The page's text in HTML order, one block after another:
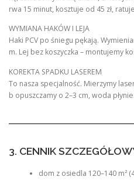
rwa 15 minut, kosztuje od 45 zł,
WYMIANA HAKÓW I LEJA
Haki PCV po śniegu pękają.
m. Lej bez koszyczka – montujemy
KOREKTA SPADKU LASEREM
To nasza specjalność. Mierzymy
b opuszczamy o 2–3 cm, woda
3. CENNIK
dom z osiedla 120–140 m²